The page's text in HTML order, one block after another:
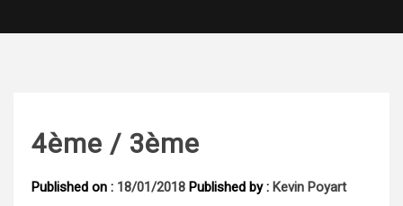
4ème / 3ème
Published on : 18/01/2018 Published by : Kevin Poyart